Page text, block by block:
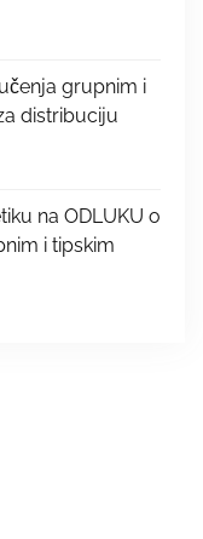
grupnim i
distribuciju
na ODLUKU o
i tipskim